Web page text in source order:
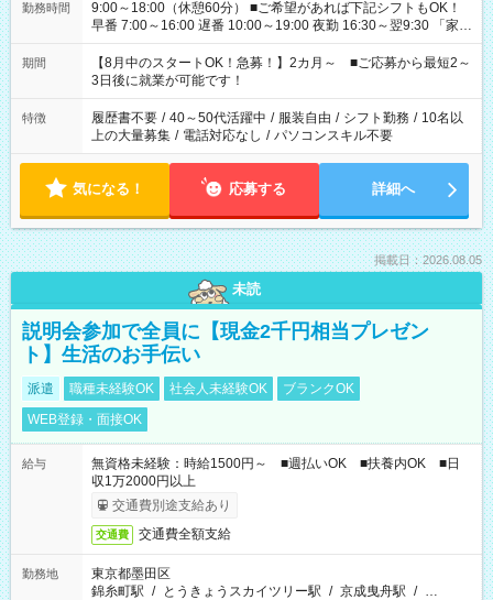
勤務時間
9:00～18:00（休憩60分） ■ご希望があれば下記シフトもOK！
早番 7:00～16:00 遅番 10:00～19:00 夜勤 16:30～翌9:30 「家族
と休みを合わせたい」 「余裕を持って夕飯の準備がしたい」
「できれば残業はしたくない」 など、ご希望を教えてください
ね。 ※Wワーク希望の方へ 今ご覧のお仕事で希望する勤務時間
と、もう1つのお仕事の勤務時間。 合計で週40時間を超える場
合は応募できません。
期間
【8月中のスタートOK！急募！】2カ月～ ■ご応募から最短2～
3日後に就業が可能です！
特徴 履歴書不要 / 40～50代活躍中 / 服装自由 / シフト勤務 / 10名以
上の大量募集 / 電話対応なし / パソコンスキル不要
気になる！ 応募する 詳細へ
掲載日：2026.08.05
未読
説明会参加で全員に【現金2千円相当プレゼン
ト】生活のお手伝い
派遣 職種未経験OK 社会人未経験OK
ブランクOK
WEB登録・面接OK
給与
無資格未経験：時給1500円～ ■週払いOK ■扶養内OK ■日
収1万2000円以上
交通費別途支給あり
交通費 交通費全額支給
勤務地
東京都墨田区
錦糸町駅 / とうきょうスカイツリー駅 / 京成曳舟駅 / …